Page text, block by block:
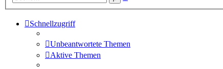
Schnellzugriff
Unbeantwortete Themen
Aktive Themen